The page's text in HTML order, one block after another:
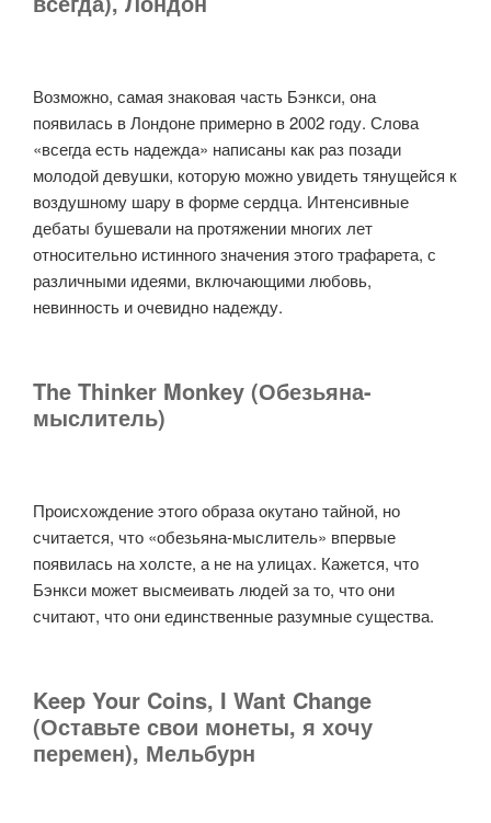
Возможно, самая знаковая часть Бэнкси, она
появилась в Лондоне примерно в 2002 году. Слова
«всегда есть надежда» написаны как раз позади
молодой девушки, которую можно увидеть тянущейся к
воздушному шару в форме сердца. Интенсивные
дебаты бушевали на протяжении многих лет
относительно истинного значения этого трафарета, с
различными идеями, включающими любовь,
невинность и очевидно надежду.
The Thinker Monkey (Обезьяна-
мыслитель)
Происхождение этого образа окутано тайной, но
считается, что «обезьяна-мыслитель» впервые
появилась на холсте, а не на улицах. Кажется, что
Бэнкси может высмеивать людей за то, что они
считают, что они единственные разумные существа.
Keep Your Coins, I Want Change
(Оставьте свои монеты, я хочу
перемен), Мельбурн